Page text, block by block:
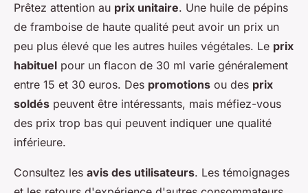
Prêtez attention au prix unitaire. Une huile de pépins
de framboise de haute qualité peut avoir un prix un
peu plus élevé que les autres huiles végétales. Le prix
habituel pour un flacon de 30 ml varie généralement
entre 15 et 30 euros. Des promotions ou des prix
soldés peuvent être intéressants, mais méfiez-vous
des prix trop bas qui peuvent indiquer une qualité
inférieure.
Consultez les avis des utilisateurs. Les témoignages